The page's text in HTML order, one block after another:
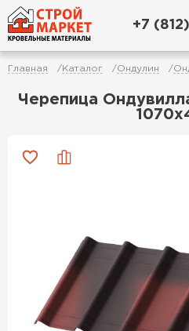
+7
Главная Каталог Ондулин
Черепица